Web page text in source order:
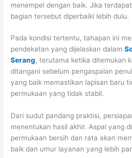
menempel dengan baik. Jika
bagian tersebut diperbaiki lebih dulu.
Pada kondisi tertentu, tahapan ini
pendekatan yang dijelaskan dalam
Serang, terutama ketika ditemukan
ditangani sebelum pengaspalan
yang baik memastikan lapisan baru
permukaan yang tidak stabil.
Dari sudut pandang praktisi,
menentukan hasil akhir. Aspal yang
permukaan bersih dan rata akan
baik dan umur layanan yang lebih